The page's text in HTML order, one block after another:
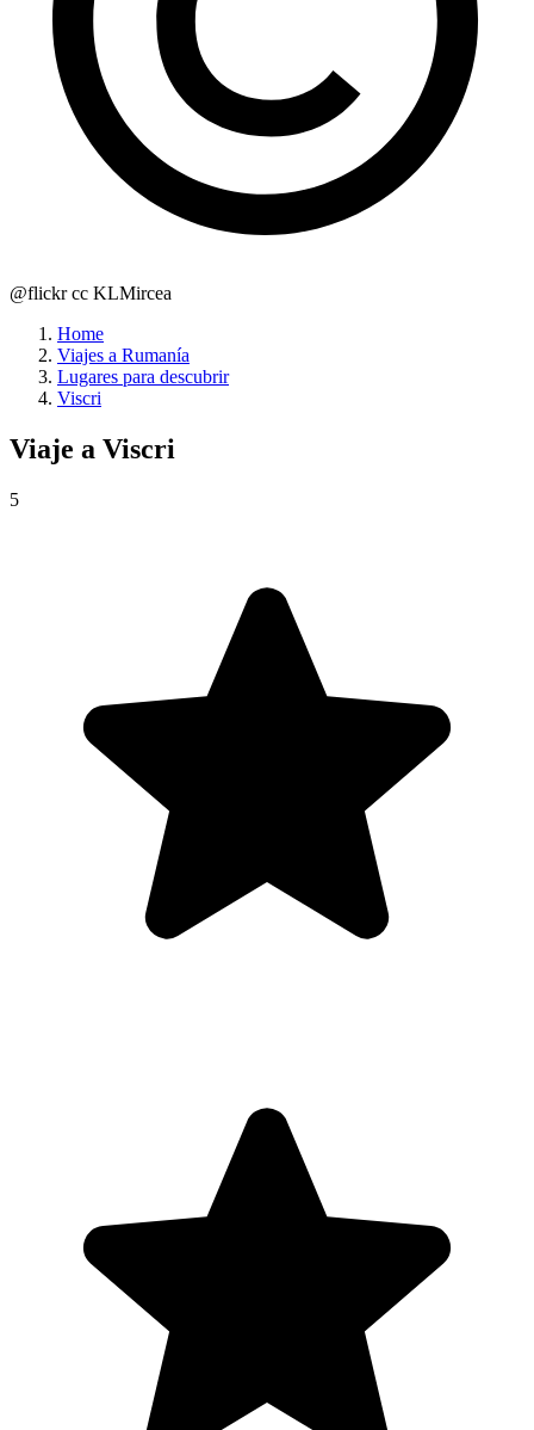
@flickr cc KLMircea
Home
Viajes a Rumanía
Lugares para descubrir
Viscri
Viaje a Viscri
5